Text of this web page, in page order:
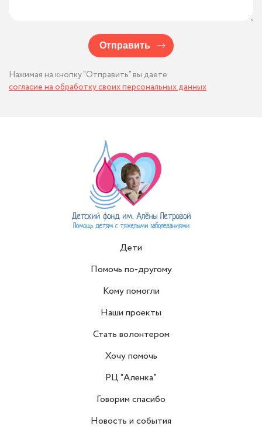
Отправить
Нажимая на кнопку “Отправить” вы даете
согласие на обработку своих персональных данных
Дети
Помочь по-другому
Кому помогли
Наши проекты
Стать волонтером
Хочу помочь
РЦ “Аленка”
Говорим спасибо
Новость и события